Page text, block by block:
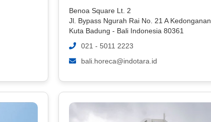
Benoa Square Lt. 2
Jl. Bypass Ngurah Rai No. 21 A Kedonganan,
Kuta Badung - Bali Indonesia 80361
021 - 5011 2223
bali.horeca@indotara.id